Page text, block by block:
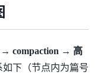
compaction → 高
下（节点内为篇号